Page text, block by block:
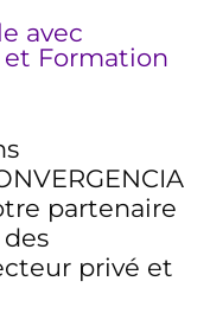
avec
et Formation
partenaire
privé et